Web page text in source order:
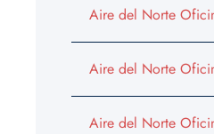
Aire del Norte
Aire del Norte
Aire del Norte